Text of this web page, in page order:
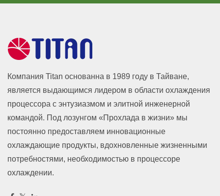
Компания Titan основанна в 1989 году в Тайване,
является выдающимся лидером в области охлаждения
процессора с энтузиазмом и элитной инженерной
командой. Под лозунгом «Прохлада в жизни» мы
постоянно предоставляем инновационные
охлаждающие продукты, вдохновленные жизненными
потребностями, необходимостью в процессоре
охлаждении.